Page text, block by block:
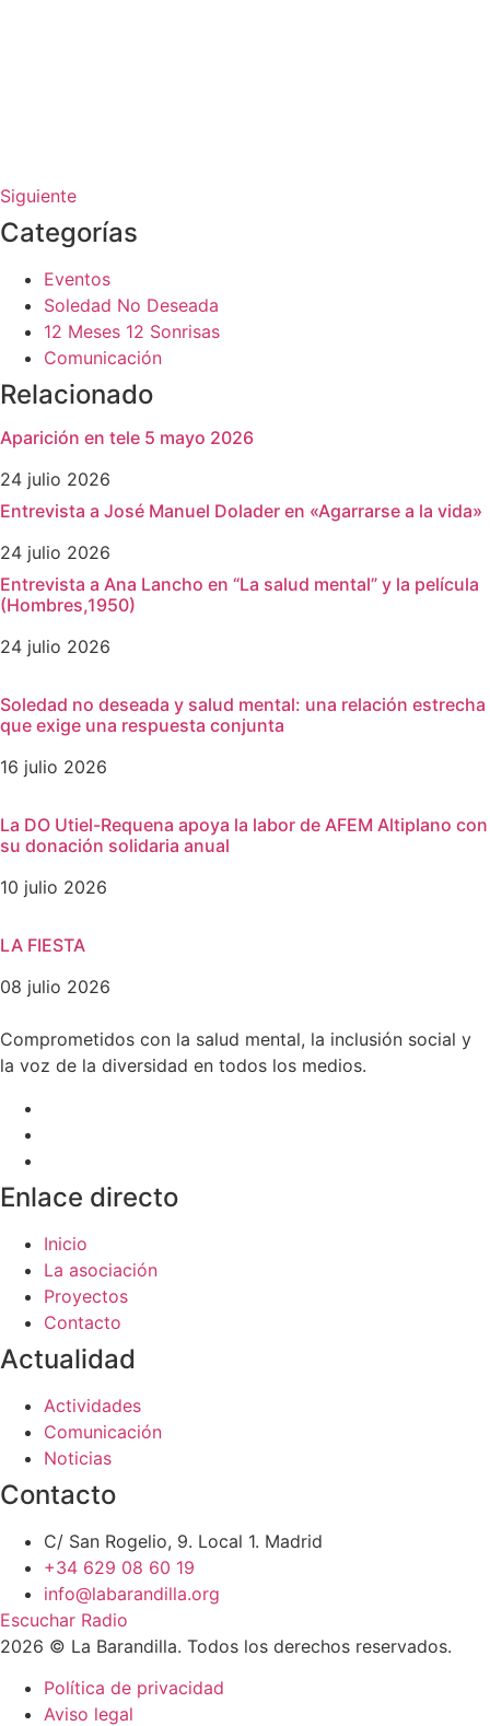
Siguiente
Categorías
Eventos
Soledad No Deseada
12 Meses 12 Sonrisas
Comunicación
Relacionado
Aparición en tele 5 mayo 2026
24 julio 2026
Entrevista a José Manuel Dolader en «Agarrarse a la vida»
24 julio 2026
Entrevista a Ana Lancho en “La salud mental” y la película
(Hombres,1950)
24 julio 2026
Soledad no deseada y salud mental: una relación estrecha
que exige una respuesta conjunta
16 julio 2026
La DO Utiel-Requena apoya la labor de AFEM Altiplano con
su donación solidaria anual
10 julio 2026
LA FIESTA
08 julio 2026
Comprometidos con la salud mental, la inclusión social y
la voz de la diversidad en todos los medios.
Enlace directo
Inicio
La asociación
Proyectos
Contacto
Actualidad
Actividades
Comunicación
Noticias
Contacto
C/ San Rogelio, 9. Local 1. Madrid
+34 629 08 60 19
info@labarandilla.org
Escuchar Radio
2026 © La Barandilla. Todos los derechos reservados.
Política de privacidad
Aviso legal